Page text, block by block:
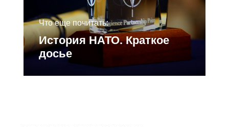
Что еще почитать:
История НАТО. Краткое
досье